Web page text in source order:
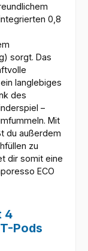
0,8
sorgt. Das
langlebiges
des
–
Mit
du außerdem
zu
dir somit eine
ECO
4
Pods